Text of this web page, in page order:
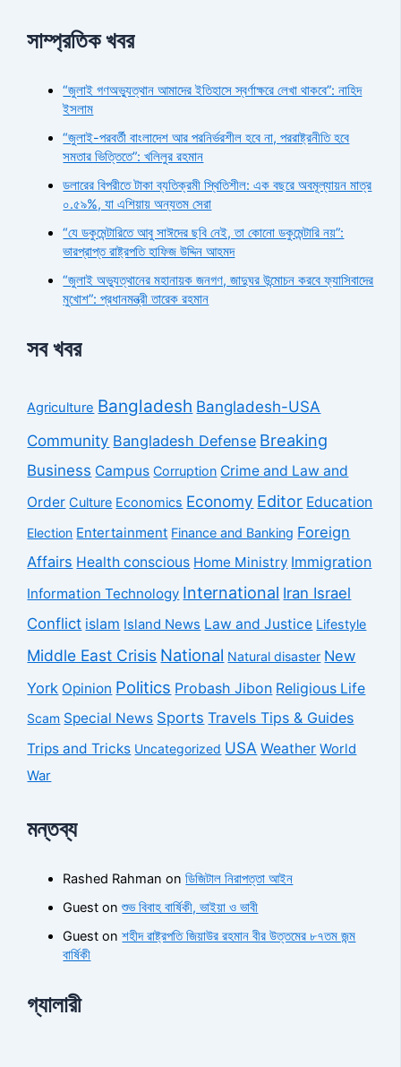
সাম্প্রতিক খবর
“জুলাই গণঅভ্যুত্থান আমাদের ইতিহাসে স্বর্ণাক্ষরে লেখা থাকবে”: নাহিদ
ইসলাম
“জুলাই-পরবর্তী বাংলাদেশ আর পরনির্ভরশীল হবে না, পররাষ্ট্রনীতি হবে
সমতার ভিত্তিতে”: খলিলুর রহমান
ডলারের বিপরীতে টাকা ব্যতিক্রমী স্থিতিশীল: এক বছরে অবমূল্যায়ন মাত্র
০.৫৯%, যা এশিয়ায় অন্যতম সেরা
“যে ডকুমেন্টারিতে আবু সাঈদের ছবি নেই, তা কোনো ডকুমেন্টারি নয়”:
ভারপ্রাপ্ত রাষ্ট্রপতি হাফিজ উদ্দিন আহমদ
“জুলাই অভ্যুত্থানের মহানায়ক জনগণ, জাদুঘর উন্মোচন করবে ফ্যাসিবাদের
মুখোশ”: প্রধানমন্ত্রী তারেক রহমান
সব খবর
Agriculture Bangladesh Bangladesh-USA
Community Bangladesh Defense Breaking
Business Campus Corruption Crime and Law and
Order Culture Economics Economy Editor Education
Election Entertainment Finance and Banking Foreign
Affairs Health conscious Home Ministry Immigration
Information Technology International Iran Israel
Conflict islam Island News Law and Justice Lifestyle
Middle East Crisis National Natural disaster New
York Opinion Politics Probash Jibon Religious Life
Scam Special News Sports Travels Tips & Guides
Trips and Tricks Uncategorized USA Weather World
War
মন্তব্য
Rashed Rahman onডিজিটাল নিরাপত্তা আইন
Guest onশুভ বিবাহ বার্ষিকী, ভাইয়া ও ভাবী
Guest onশহীদ রাষ্ট্রপতি জিয়াউর রহমান বীর উত্তমের ৮৭তম জন্ম
বার্ষিকী
গ্যালারী